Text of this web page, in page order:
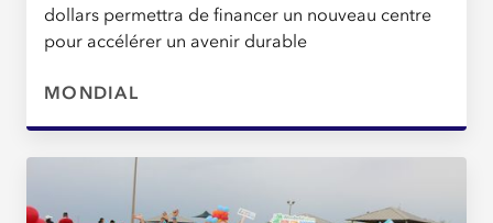
dollars permettra de financer un nouveau centre
pour accélérer un avenir durable
MONDIAL